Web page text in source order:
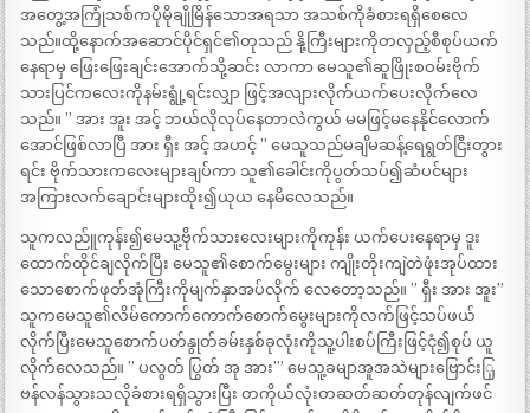
အတွေ့အကြုံသစ်ကပိုမိုချိုမြိန်သောအရသာ အသစ်ကိုခံစားရရှိစေလေ
သည်။ထို့နောက်အဆောင်ပိုင်ရှင်၏တုသည် နို့ကြီးများကိုတလှည့်စီစုပ်ယက်
နေရာမှ ဖြေးဖြေးချင်းအောက်သို့ဆင်း လာကာ မေသူ၏ဆူဖြိုးစဝမ်းဗိုက်
သားပြင်ကလေးကိုနမ်းရွုံ့ရင်းလျှာ ဖြင့်အလျားလိုက်ယက်ပေးလိုက်လေ
သည်။ ” အား အူး အင့် ဘယ်လိုလုပ်နေတာလဲကွယ် မမဖြင့်မနေနိုင်လောက်
အောင်ဖြစ်လာပြီ အား ရှီး အင့် အဟင့် ” မေသူသည်မချိမဆန့်ရေရွတ်ငြီးတွား
ရင်း ဗိုက်သားကလေးများချပ်ကာ သူ၏ခေါင်းကိုပွတ်သပ်၍ဆံပင်များ
အကြားလက်ချောင်းများထိုး၍ယုယ နေမိလေသည်။
သူကလည်ူကုန်း၍မေသူ့ဗိုက်သားလေးများကိုကုန်း ယက်ပေးနေရာမှ ဒူး
ထောက်ထိုင်ချလိုက်ပြီး မေသူ၏စောက်မွေးများ ကျိုးတိုးကျဲတဲဖုံးအုပ်ထား
သောစောက်ဖုတ်အုံကြီးကိုမျက်နှာအပ်လိုက် လေတော့သည်။ ” ရှီး အား အူး”
သူကမေသူ၏လိမ်ကောက်ကောက်စောက်မွေးများကိုလက်ဖြင့်သပ်ဖယ်
လိုက်ပြီးမေသူစောက်ပတ်နွုတ်ခမ်းနှစ်ခုလုံးကိုသူ့ပါးစပ်ကြီးဖြင့်ငုံ၍စုပ် ယူ
လိုက်လေသည်။ ” ပလွတ် ပြွတ် အု အား’” မေသူ့ခမျာအူအသဲများဗြောင်းြှ
ဗန်လန်သွားသလိုခံစားရရှိသွားပြီး တကိုယ်လုံးတဆတ်ဆတ်တုန်လျက်ဖင်